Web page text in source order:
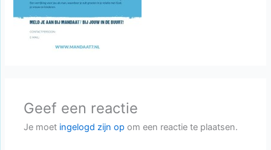
Geef een reactie
Je moet ingelogd zijn op om een reactie te plaatsen.